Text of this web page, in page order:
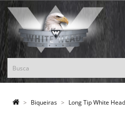
Biqueiras Long Tip White